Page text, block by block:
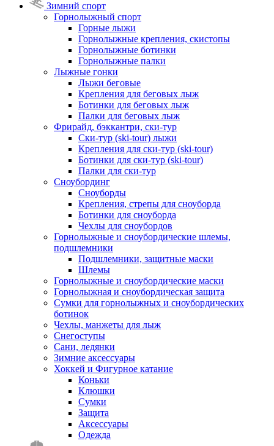
Зимний спорт
Горнолыжный спорт
Горные лыжи
Горнолыжные крепления, скистопы
Горнолыжные ботинки
Горнолыжные палки
Лыжные гонки
Лыжи беговые
Крепления для беговых лыж
Ботинки для беговых лыж
Палки для беговых лыж
Фрирайд, бэккантри, ски-тур
Ски-тур (ski-tour) лыжи
Крепления для ски-тур (ski-tour)
Ботинки для ски-тур (ski-tour)
Палки для ски-тур
Сноубординг
Сноуборды
Крепления, стрепы для сноуборда
Ботинки для сноуборда
Чехлы для сноубордов
Горнолыжные и сноубордические шлемы,
подшлемники
Подшлемники, защитные маски
Шлемы
Горнолыжные и сноубордические маски
Горнолыжная и сноубордическая защита
Сумки для горнолыжных и сноубордических
ботинок
Чехлы, манжеты для лыж
Снегоступы
Сани, ледянки
Зимние аксессуары
Хоккей и Фигурное катание
Коньки
Клюшки
Сумки
Защита
Аксессуары
Одежда